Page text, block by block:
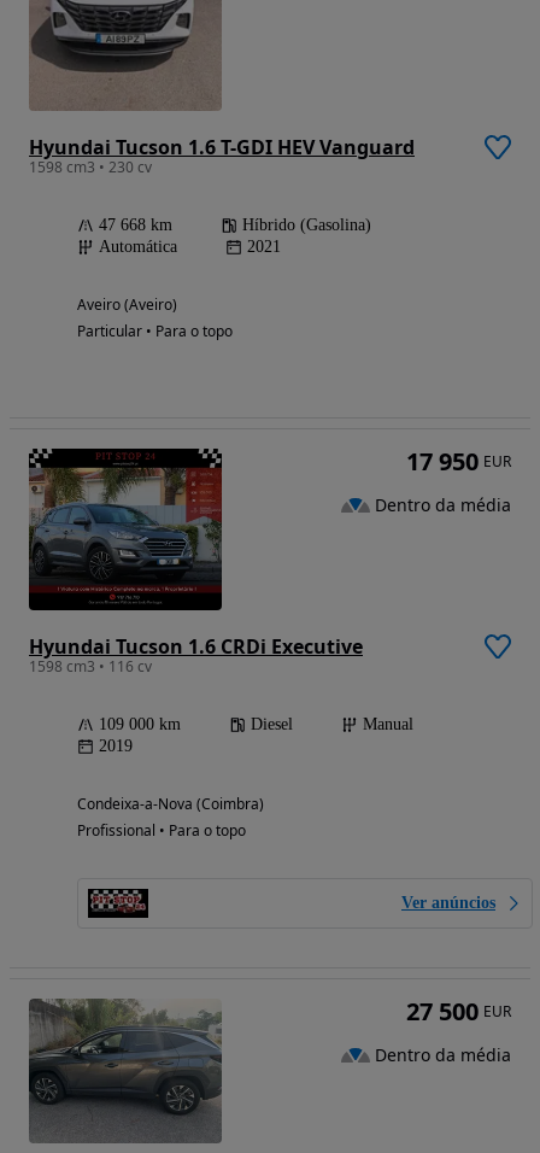
Hyundai Tucson 1.6 T-GDI HEV Vanguard
1598 cm3 • 230 cv
47 668 km
Híbrido (Gasolina)
Automática
2021
Aveiro (Aveiro)
Particular • Para o topo
Hyundai Tucson 1.6 CRDi Executive
1598 cm3 • 116 cv
109 000 km Diesel
Manual
2019
Condeixa-a-Nova (Coimbra)
Profissional • Para o topo
Ver anúncios
17 950 EUR
Dentro da média
27 500 EUR
Dentro da média